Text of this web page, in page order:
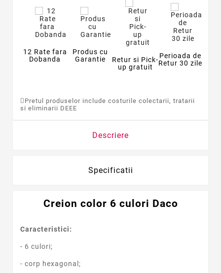
12 Rate fara
Dobanda
Produs cu
Garantie
Retur si Pick-
up gratuit
Perioada de
Retur 30 zile
Pretul produselor include costurile colectarii, tratarii
si eliminarii DEEE
Descriere
Specificatii
Creion color 6 culori Daco
Caracteristici:
- 6 culori;
- corp hexagonal;